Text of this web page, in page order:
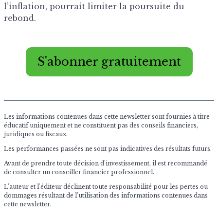
l’inflation, pourrait limiter la poursuite du
rebond.
S'abonner gratuitement
Les informations contenues dans cette newsletter sont fournies à titre
éducatif uniquement et ne constituent pas des conseils financiers,
juridiques ou fiscaux.
Les performances passées ne sont pas indicatives des résultats futurs.
Avant de prendre toute décision d'investissement, il est recommandé
de consulter un conseiller financier professionnel.
L'auteur et l'éditeur déclinent toute responsabilité pour les pertes ou
dommages résultant de l'utilisation des informations contenues dans
cette newsletter.